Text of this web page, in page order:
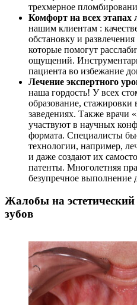
трехмерное
Комфорт на всех этапах
нашим клиентам :
обстановку и
которые помогут
ощущений.
пациента во избежание
Лечение экспертного
наша гордость! У всех
образование,
заведениях. Также врачи
участвуют в научных
формата. Специалисты
технологии, например,
и даже создают их
патенты. Многолетняя
безупречное
Жалобы на
зубов